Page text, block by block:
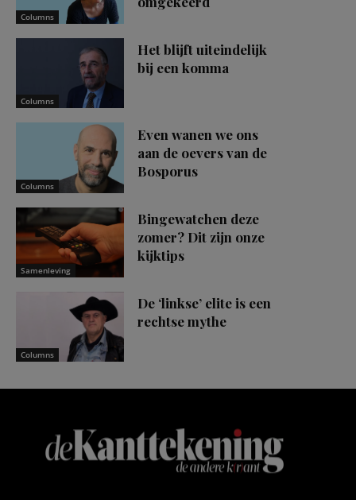
Columns
Columns
Het blijft uiteindelijk
bij een komma
Columns
Even wanen we ons
aan de oevers van de
Bosporus
Samenleving
Bingewatchen deze
zomer? Dit zijn onze
kijktips
Columns
De ‘linkse’ elite is een
rechtse mythe